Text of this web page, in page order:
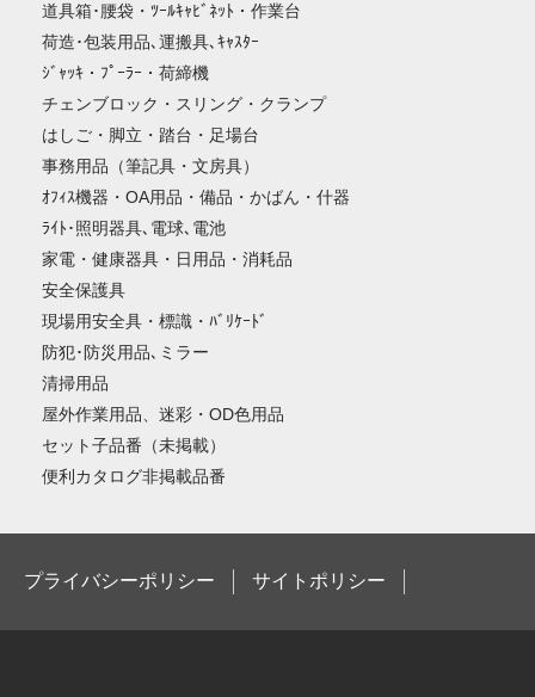
道具箱･腰袋・ﾂｰﾙｷｬﾋﾞﾈｯﾄ・作業台
荷造･包装用品､運搬具､ｷｬｽﾀｰ
ｼﾞｬｯｷ・ﾌﾟｰﾗｰ・荷締機
チェンブロック・スリング・クランプ
はしご・脚立・踏台・足場台
事務用品（筆記具・文房具）
ｵﾌｨｽ機器・OA用品・備品・かばん・什器
ﾗｲﾄ･照明器具､電球､電池
家電・健康器具・日用品・消耗品
安全保護具
現場用安全具・標識・ﾊﾞﾘｹｰﾄﾞ
防犯･防災用品､ミラー
清掃用品
屋外作業用品、迷彩・OD色用品
セット子品番（未掲載）
便利カタログ非掲載品番
プライバシーポリシー サイトポリシー